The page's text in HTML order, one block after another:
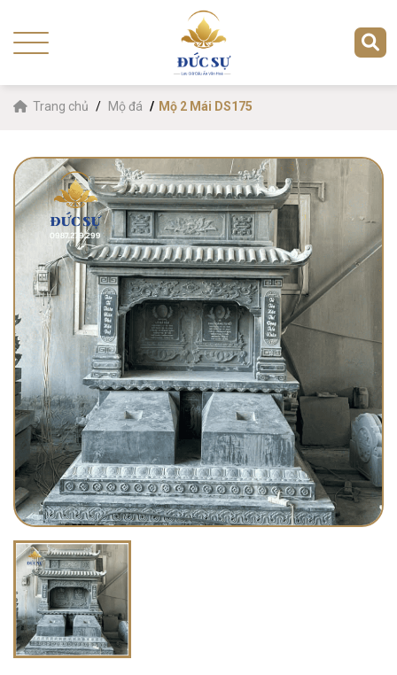
Trang chủ Mộ đá Mộ 2 Mái DS175